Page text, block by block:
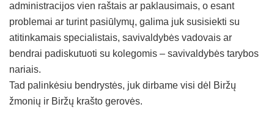
administracijos vien raštais ar paklausimais, o esant
problemai ar turint pasiūlymų, galima juk susisiekti su
atitinkamais specialistais, savivaldybės vadovais ar
bendrai padiskutuoti su kolegomis – savivaldybės tarybos
nariais.
Tad palinkėsiu bendrystės, juk dirbame visi dėl Biržų
žmonių ir Biržų krašto gerovės.